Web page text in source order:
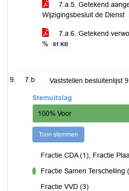
7.a.5. Getekend
Wijzigingsbesluit de Dienst
7.a.6. Getekend
%
81 KB
7.b Vaststellen besluitenlijst
Stemuitslag
100% Voor
Toon stemmen
Fractie CDA (1), Fractie
Fractie Samen Terschelling
Fractie VVD (3)